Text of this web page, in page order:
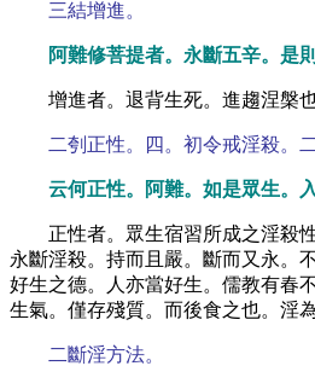
三結增進。
阿難修菩提者。永斷五辛。是
增進者。退背生死。進趨涅槃
二刳正性。四。初令戒淫殺。
云何正性。阿難。如是眾生。
正性者。眾生宿習所成之淫殺
永斷淫殺。持而且嚴。斷而又永。
好生之德。人亦當好生。儒教有春
生氣。僅存殘質。而後食之也。淫
二斷淫方法。